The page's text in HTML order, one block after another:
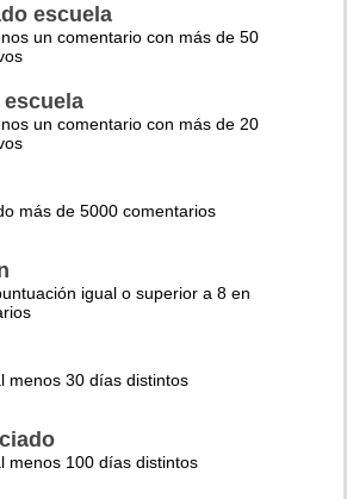
escuela
un comentario con más de 50
un comentario con más de 20
más de 5000 comentarios
igual o superior a 8 en
menos 30 días distintos
menos 100 días distintos